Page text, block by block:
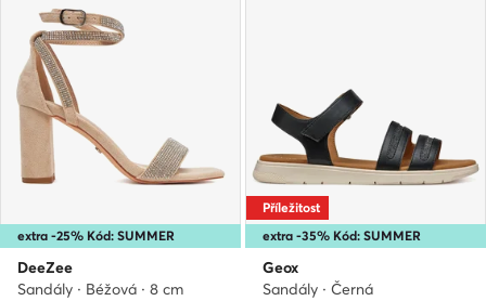
extra -25% Kód: SUMMER
DeeZee
Sandály · Béžová · 8 cm
extra -35% Kód: SUMMER
Příležitost
Geox
Sandály · Černá